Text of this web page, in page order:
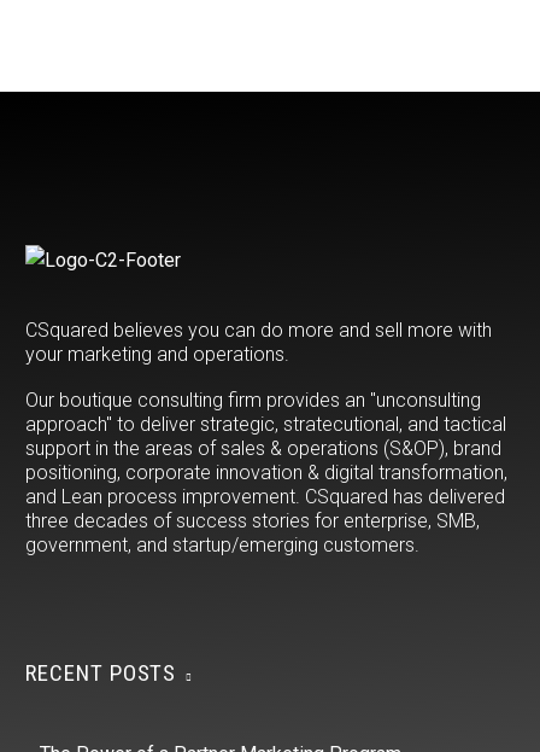
CSquared believes you can do more and sell more with
your marketing and operations.
Our boutique consulting firm provides an "unconsulting
approach" to deliver strategic, stratecutional, and tactical
support in the areas of sales & operations (S&OP), brand
positioning, corporate innovation & digital transformation,
and Lean process improvement. CSquared has delivered
three decades of success stories for enterprise, SMB,
government, and startup/emerging customers.
RECENT POSTS